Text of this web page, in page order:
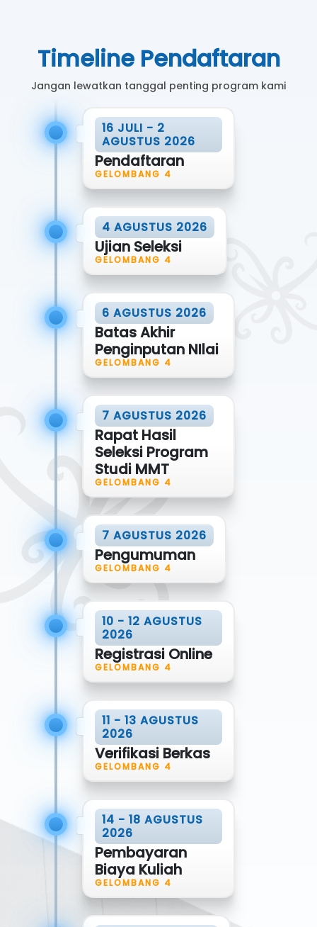
Timeline Pendaftaran
Jangan lewatkan tanggal penting program kami
16 JULI - 2
AGUSTUS 2026
Pendaftaran
GELOMBANG 4
4 AGUSTUS 2026
Ujian Seleksi
GELOMBANG 4
6 AGUSTUS 2026
Batas Akhir
Penginputan NIlai
GELOMBANG 4
7 AGUSTUS 2026
Rapat Hasil
Seleksi Program
Studi MMT
GELOMBANG 4
7 AGUSTUS 2026
Pengumuman
GELOMBANG 4
10 - 12 AGUSTUS
2026
Registrasi Online
GELOMBANG 4
11 - 13 AGUSTUS
2026
Verifikasi Berkas
GELOMBANG 4
14 - 18 AGUSTUS
2026
Pembayaran
Biaya Kuliah
GELOMBANG 4